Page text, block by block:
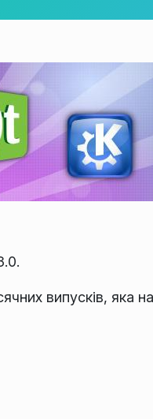
випусків, яка